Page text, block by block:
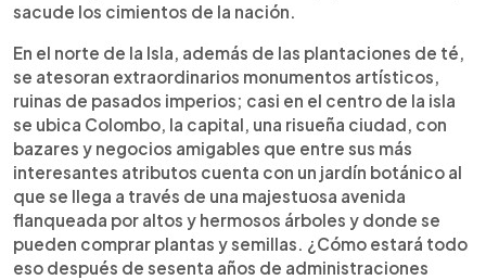
sacude los cimientos de la nación.
En el norte de la Isla, además de las plantaciones de té,
se atesoran extraordinarios monumentos artísticos,
ruinas de pasados imperios; casi en el centro de la isla
se ubica Colombo, la capital, una risueña ciudad, con
bazares y negocios amigables que entre sus más
interesantes atributos cuenta con un jardín botánico al
que se llega a través de una majestuosa avenida
flanqueada por altos y hermosos árboles y donde se
pueden comprar plantas y semillas. ¿Cómo estará todo
eso después de sesenta años de administraciones